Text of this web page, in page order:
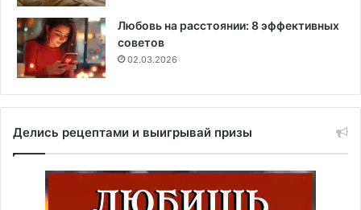
Любовь на расстоянии: 8 эффективных
советов
02.03.2026
Делись рецептами и выигрывай призы